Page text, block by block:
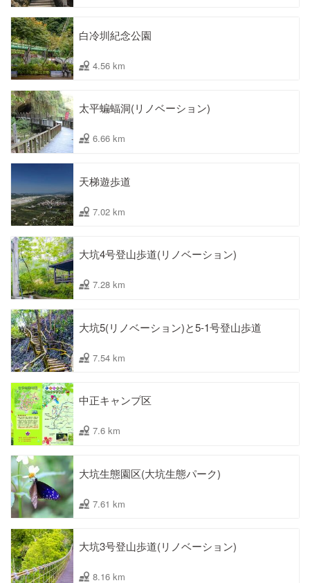
白冷圳紀念公園
4.56 km
太平蝙蝠洞(リノベーション)
6.66 km
天梯遊歩道
7.02 km
大坑4号登山歩道(リノベーション)
7.28 km
大坑5(リノベーション)と5-1号登山歩道
7.54 km
中正キャンプ区
7.6 km
大坑生態園区(大坑生態パーク)
7.61 km
大坑3号登山歩道(リノベーション)
8.16 km